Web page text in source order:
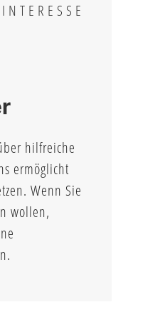
hilfreiche
ermöglicht
Wenn Sie
wollen,